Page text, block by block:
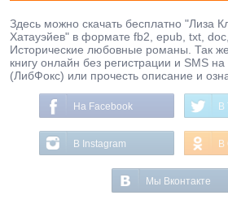
Здесь можно скачать бесплатно "Лиза
Хатауэйев" в формате fb2, epub, txt,
Исторические любовные романы. Так
книгу онлайн без регистрации и SMS
(ЛибФокс) или прочесть описание и
На Facebook В
В Instagram В
Мы Вконтакте